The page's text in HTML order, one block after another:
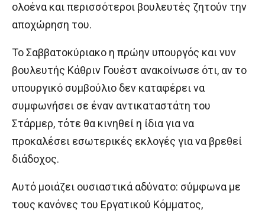
ολοένα και περισσότεροι βουλευτές ζητούν την
αποχώρηση του.
Το Σαββατοκύριακο η πρώην υπουργός και νυν
βουλευτής Κάθριν Γουέστ ανακοίνωσε ότι, αν το
υπουργικό συμβούλιο δεν καταφέρει να
συμφωνήσει σε έναν αντικαταστάτη του
Στάρμερ, τότε θα κινηθεί η ίδια για να
προκαλέσει εσωτερικές εκλογές για να βρεθεί
διάδοχος.
Αυτό μοιάζει ουσιαστικά αδύνατο: σύμφωνα με
τους κανόνες του Εργατικού Κόμματος,